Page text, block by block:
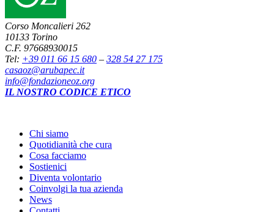
Corso Moncalieri 262
10133 Torino
C.F. 97668930015
Tel: +39 011 66 15 680 – 328 54 27 175
casaoz@arubapec.it
info@fondazioneoz.org
IL NOSTRO CODICE ETICO
Chi siamo
Quotidianità che cura
Cosa facciamo
Sostienici
Diventa volontario
Coinvolgi la tua azienda
News